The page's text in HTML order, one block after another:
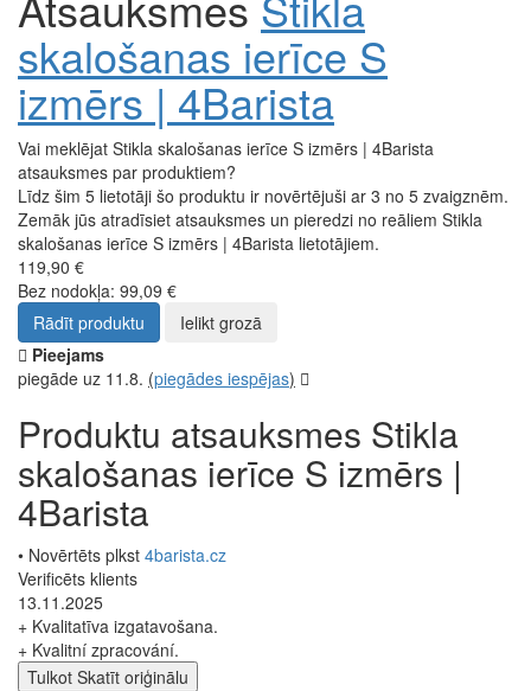
skalošanas ierīce S
izmērs | 4Barista
Vai meklējat Stikla skalošanas ierīce S izmērs | 4Barista
atsauksmes par produktiem?
Līdz šim 5 lietotāji šo produktu ir novērtējuši ar 3 no 5 zvaigznēm.
Zemāk jūs atradīsiet atsauksmes un pieredzi no reāliem Stikla
skalošanas ierīce S izmērs | 4Barista lietotājiem.
119,90 €
Bez nodokļa: 99,09 €
Rādīt produktu
Ielikt grozā
Pieejams
piegāde uz 11.8. (piegādes iespējas)
Produktu atsauksmes Stikla
skalošanas ierīce S izmērs |
4Barista
• Novērtēts plkst 4barista.cz
Verificēts klients
13.11.2025
+ Kvalitatīva izgatavošana.
+ Kvalitní zpracování.
Tulkot Skatīt oriģinālu